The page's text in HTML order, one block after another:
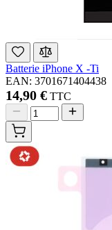
Batterie iPhone X -Ti
EAN: 3701671404438
14,90 € TTC